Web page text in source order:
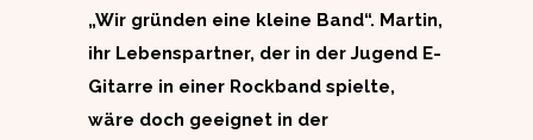
„Wir gründen eine kleine Band“. Martin,
ihr Lebenspartner, der in der Jugend E-
Gitarre in einer Rockband spielte,
wäre doch geeignet in der